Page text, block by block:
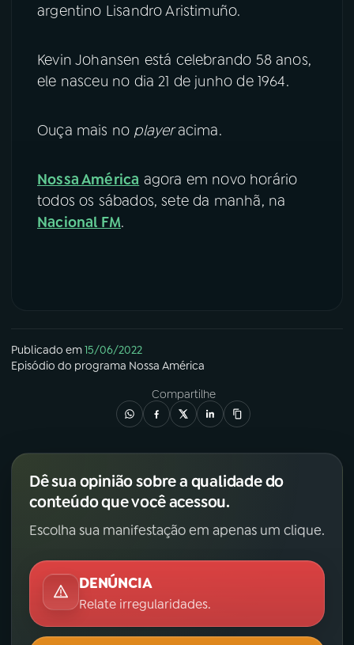
argentino Lisandro Aristimuño.
Kevin Johansen está celebrando 58 anos,
ele nasceu no dia 21 de junho de 1964.
Ouça mais no playeracima.
Nossa América agora em novo horário
todos os sábados, sete da manhã, na
Nacional FM.
Publicado em15/06/2022
Episódio do programa Nossa América
Compartilhe
Dê sua opinião sobre a qualidade do
conteúdo que você acessou.
Escolha sua manifestação em apenas um clique.
DENÚNCIA
Relate irregularidades.